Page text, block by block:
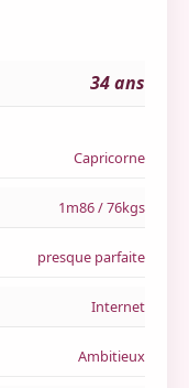
34 ans
Capricorne
1m86 / 76kgs
presque parfaite
Internet
Ambitieux